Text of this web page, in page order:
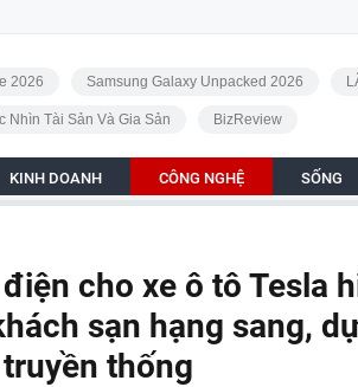
2026 Samsung Galaxy Unpacked 2026
Nhìn Tài Sản Và Gia Sản BizReview
KINH DOANH CÔNG NGHỆ SỐNG
cho xe ô tô Tesla
sạn hạng sang,
thống